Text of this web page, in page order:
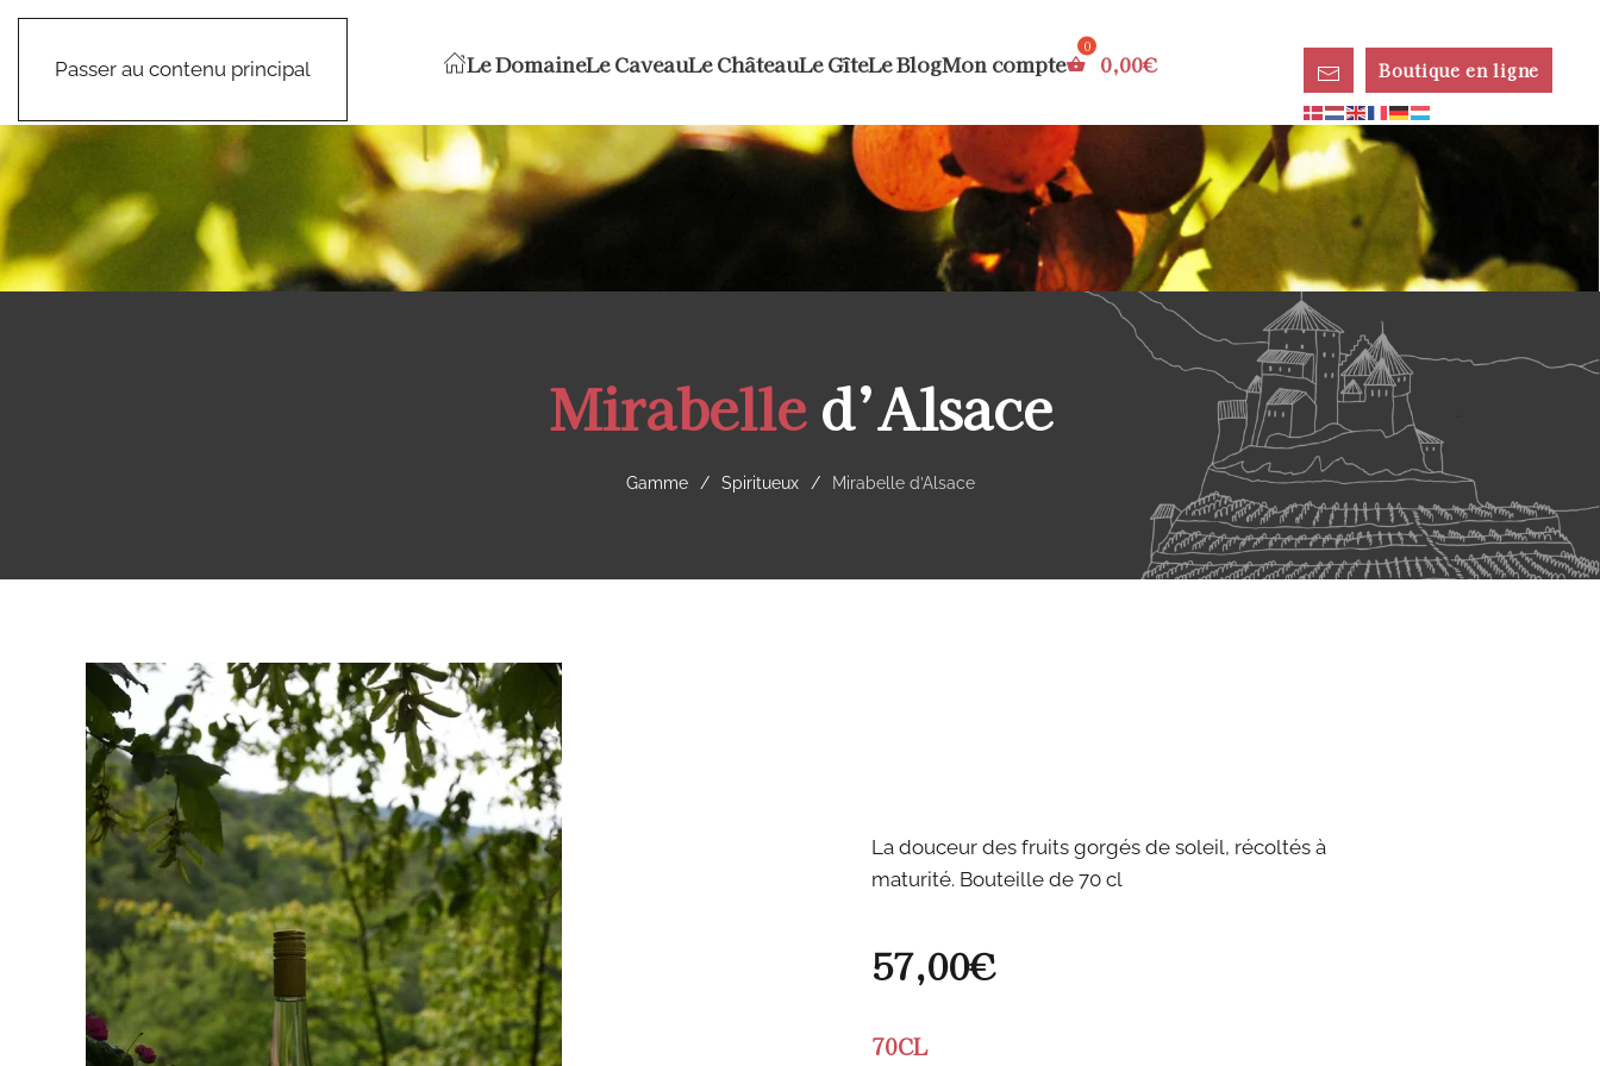
Passer au contenu principal Le DomaineLe CaveauLe ChâteauLe GîteLe BlogMon compte 0,00€ Boutique en ligne
Mirabelled’Alsace
Gamme Spiritueux Mirabelle d’Alsace
La douceur des fruits gorgés de soleil, récoltés à
maturité. Bouteille de 70 cl
57,00€
70CL